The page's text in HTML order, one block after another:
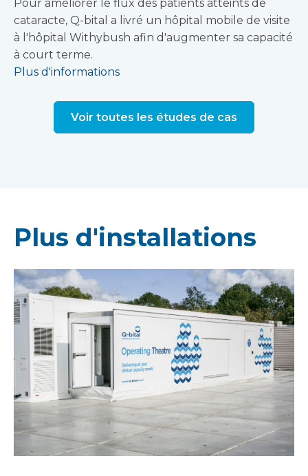
Pour améliorer le flux des patients atteints de
cataracte, Q-bital a livré un hôpital mobile de visite
à l'hôpital Withybush afin d'augmenter sa capacité
à court terme.
Plus d'informations
Voir toutes les études de cas
Plus d'installations